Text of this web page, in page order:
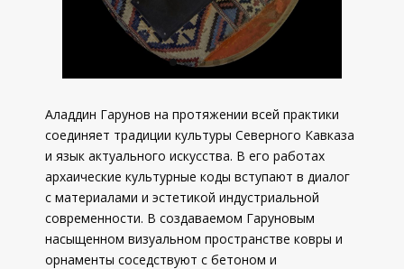
Аладдин Гарунов на протяжении всей практики
соединяет традиции культуры Северного Кавказа
и язык актуального искусства. В его работах
архаические культурные коды вступают в диалог
с материалами и эстетикой индустриальной
современности. В создаваемом Гаруновым
насыщенном визуальном пространстве ковры и
орнаменты соседствуют с бетоном и